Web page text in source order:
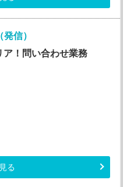
信）
ア！問い合わせ業務
る